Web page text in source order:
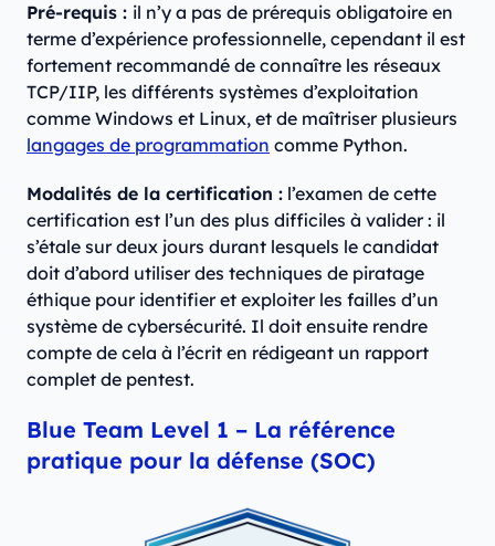
Pré-requis : il n’y a pas de prérequis obligatoire en
terme d’expérience professionnelle, cependant il est
fortement recommandé de connaître les réseaux
TCP/IIP, les différents systèmes d’exploitation
comme Windows et Linux, et de maîtriser plusieurs
langages de programmation comme Python.
Modalités de la certification : l’examen de cette
certification est l’un des plus difficiles à valider : il
s’étale sur deux jours durant lesquels le candidat
doit d’abord utiliser des techniques de piratage
éthique pour identifier et exploiter les failles d’un
système de cybersécurité. Il doit ensuite rendre
compte de cela à l’écrit en rédigeant un rapport
complet de pentest.
Blue Team Level 1 – La référence
pratique pour la défense (SOC)